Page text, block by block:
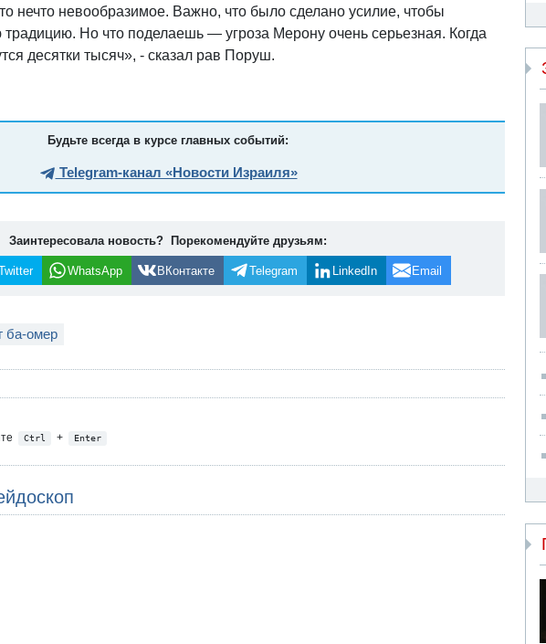
нечто невообразимое. Важно, что было сделано усилие, чтобы
традицию. Но что поделаешь — угроза Мерону очень серьезная. Когда
десятки тысяч», - сказал рав Поруш.
Будьте всегда в курсе главных событий:
Telegram-канал «Новости Израиля»
Заинтересовала новость? Порекомендуйте друзьям:
WhatsApp ВКонтакте Telegram LinkedIn Email
ба-омер
Ctrl + Enter